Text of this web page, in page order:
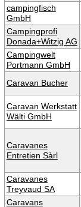
campingfisch
GmbH
Campingprofi
Donada+Witzig AG
Campingwelt
Portmann GmbH
Caravan Bucher
Caravan Werkstatt
Wälti GmbH
Caravanes
Entretien Sàrl
Caravanes
Treyvaud SA
Caravans